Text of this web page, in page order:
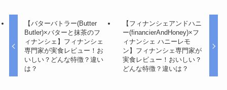
【バターバトラー(Butter
Butler)×バターと抹茶のフ
ィナンシェ】フィナンシェ
専門家が実食レビュー！お
いしい？どんな特徴？違い
は？
【フィナンシェアンドハニ
ー(financierAndHoney)×フ
ィナンシェ ハニーレモ
ン】フィナンシェ専門家が
実食レビュー！おいしい？
どんな特徴？違いは？